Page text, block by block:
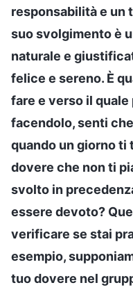
responsabilità e un
suo svolgimento è
naturale e
felice e sereno. È
fare e verso il
facendolo, senti
quando un giorno ti
dovere che non ti
svolto in
essere devoto?
verificare se stai
esempio,
tuo dovere nel